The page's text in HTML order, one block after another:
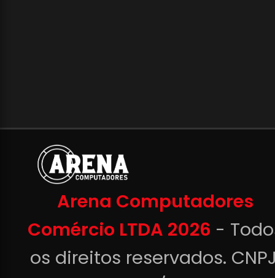
Arena Computadores
Comércio LTDA 2026 -
os direitos reservados.